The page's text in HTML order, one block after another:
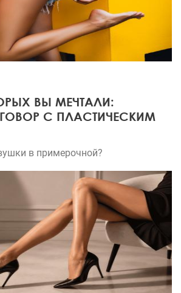
ВЫ МЕЧТАЛИ:
С ПЛАСТИЧЕСКИМ
в примерочной?